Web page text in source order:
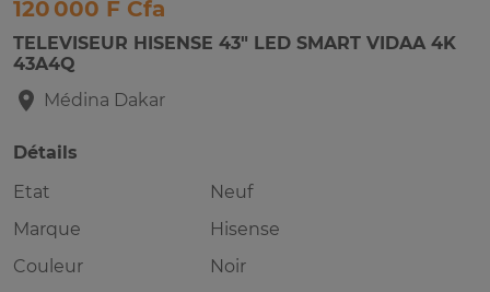
120 000 F Cfa
TELEVISEUR HISENSE 43" LED SMART VIDAA 4K
43A4Q
Médina Dakar
Détails
Etat
Neuf
Marque
Hisense
Couleur
Noir